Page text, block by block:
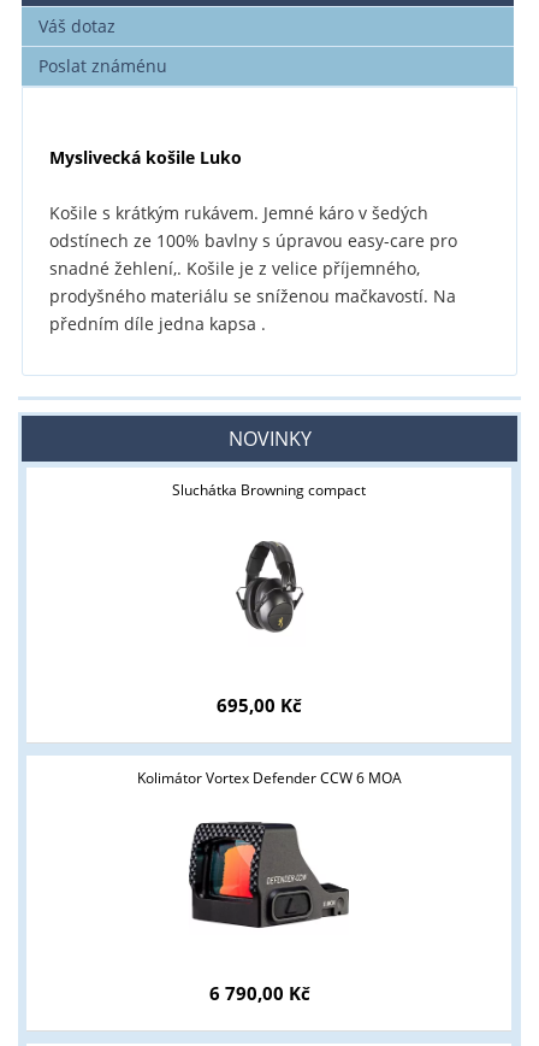
Váš dotaz
Poslat známénu
Myslivecká košile Luko
Košile s krátkým rukávem. Jemné káro v šedých
odstínech ze 100% bavlny s úpravou easy-care pro
snadné žehlení,. Košile je z velice příjemného,
prodyšného materiálu se sníženou mačkavostí. Na
předním díle jedna kapsa .
NOVINKY
Sluchátka Browning compact
695,00 Kč
Kolimátor Vortex Defender CCW 6 MOA
6 790,00 Kč